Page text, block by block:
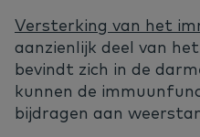
Versterking van het
aanzienlijk deel van
bevindt zich in de
kunnen de
bijdragen aan